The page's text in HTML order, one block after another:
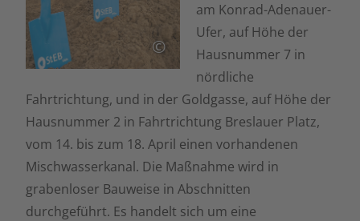
©
am Konrad-Adenauer-
Ufer, auf Höhe der
Hausnummer 7 in
nördliche
Fahrtrichtung, und in der Goldgasse, auf Höhe der
Hausnummer 2 in Fahrtrichtung Breslauer Platz,
vom 14. bis zum 18. April einen vorhandenen
Mischwasserkanal. Die Maßnahme wird in
grabenloser Bauweise in Abschnitten
durchgeführt. Es handelt sich um eine